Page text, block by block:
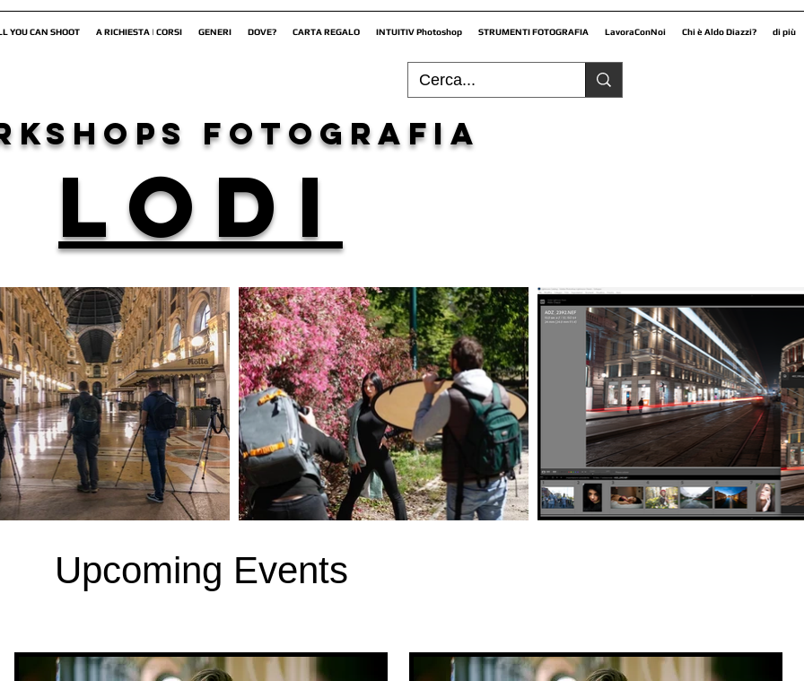
YOU CAN SHOOT A RICHIESTA | CORSI GENERI DOVE? CARTA REGALO INTUITIV Photoshop STRUMENTI FOTOGRAFIA LavoraConNoi Chi è Aldo Diazzi? di più
fotografia
LODI
Upcoming Events